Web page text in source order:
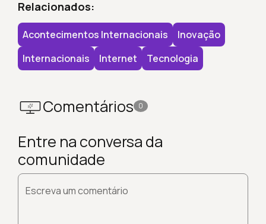
Relacionados:
Acontecimentos Internacionais
Inovação
Internacionais
Internet Tecnologia
Comentários 0
Entre na conversa da
comunidade
Escreva um comentário